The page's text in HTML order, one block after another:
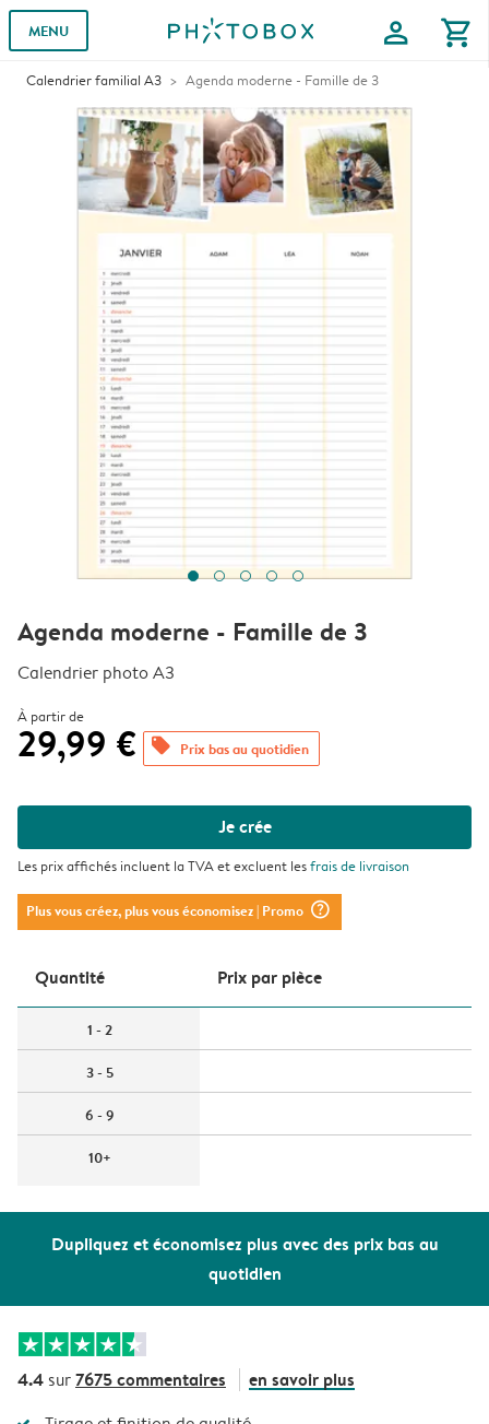
MENU profile shopping_cart
Calendrier familial A3 Agenda moderne - Famille de 3
Dupliquez et économisez plus avec des prix bas au
quotidien
Agenda moderne - Famille de 3
Calendrier photo A3
À partir de
29,99 € offers Prix bas au quotidien
Je crée
Les prix affichés incluent la TVA et excluent lesfrais de livraison
Plus vous créez, plus vous économisez| Promo question_mark_circle
Quantité Prix ​​par pièce
1 - 2
3 - 5
6 - 9
10+
4.4 sur7675 commentaires en savoir plus